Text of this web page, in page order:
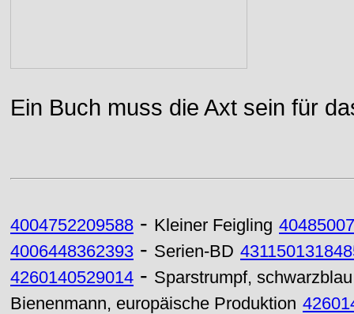
Ein Buch muss die Axt sein für
4004752209588 - Kleiner Feigling
4006448362393 - Serien-BD
4260140529014 - Sparstrumpf,
Bienenmann, europäische Produktion